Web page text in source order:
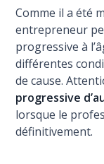
Comme il a été
entrepreneur
progressive à
différentes
de cause.
progressive
lorsque le
définitivement.